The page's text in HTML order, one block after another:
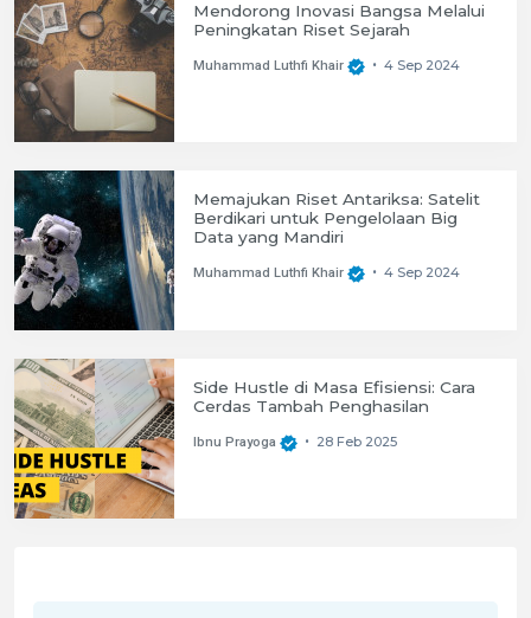
Mendorong Inovasi Bangsa Melalui
Peningkatan Riset Sejarah
Muhammad Luthfi Khair • 4 Sep 2024
Memajukan Riset Antariksa: Satelit
Berdikari untuk Pengelolaan Big
Data yang Mandiri
Muhammad Luthfi Khair • 4 Sep 2024
Side Hustle di Masa Efisiensi: Cara
Cerdas Tambah Penghasilan
Ibnu Prayoga • 28 Feb 2025